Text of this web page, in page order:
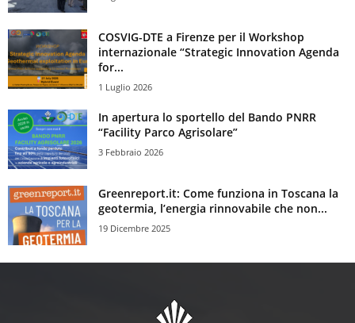
COSVIG-DTE a Firenze per il Workshop
internazionale “Strategic Innovation Agenda
for...
1 Luglio 2026
In apertura lo sportello del Bando PNRR
“Facility Parco Agrisolare”
3 Febbraio 2026
Greenreport.it: Come funziona in Toscana la
geotermia, l’energia rinnovabile che non...
19 Dicembre 2025